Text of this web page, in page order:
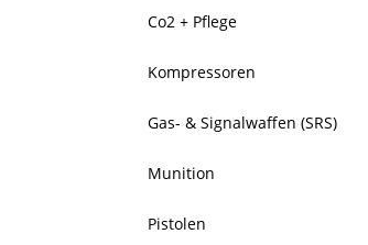
Co2 + Pflege
Kompressoren
Gas- & Signalwaffen (SRS)
Munition
Pistolen